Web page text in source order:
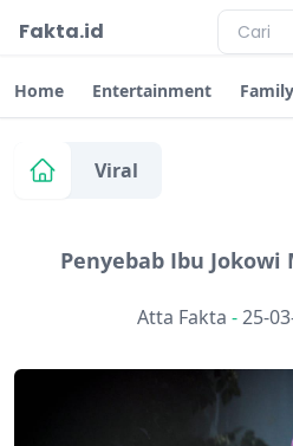
Fakta.id
Home Entertainment Family
Viral
Penyebab Ibu
Atta Fakta -25-